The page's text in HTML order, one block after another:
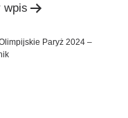
wpis
Paryż 2024 –